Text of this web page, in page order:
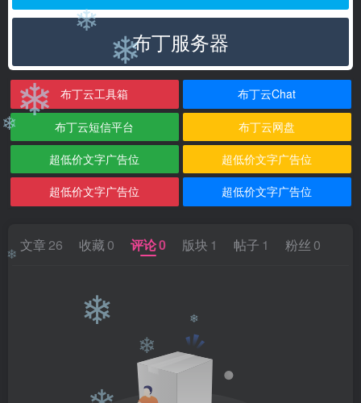
布丁服务器
布丁云工具箱 布丁云Chat
布丁云短信平台 布丁云网盘
超低价文字广告位 超低价文字广告位
超低价文字广告位 超低价文字广告位
文章26 收藏 0 评论0 版块 1 帖子 1 粉丝 0
❄
❄ ❄
❄
❄
❄